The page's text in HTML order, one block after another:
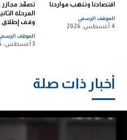
اقتصادنا وتنهب مواردنا
الموقف الرسمي
4 أغسطس، 2026
تصعّد
المرحلة
وقف إطلاق
الموقف
3 أغسطس، 2026
أخبار ذات صلة